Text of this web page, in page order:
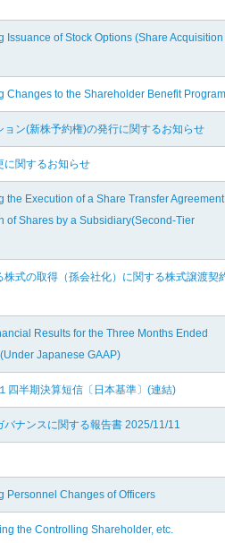
Issuance of Stock Options (Share Acquisition
Changes to the Shareholder Benefit Program
ョン(新株予約権)の発行に関するお知らせ
に関するお知らせ
the Execution of a Share Transfer Agreement
of Shares by a Subsidiary(Second-Tier
株式の取得（孫会社化）に関する株式譲渡契
Results for the Three Months Ended
Japanese GAAP)
四半期決算短信〔日本基準〕(連結)
バナンスに関する報告書 2025/11/11
Personnel Changes of Officers
the Controlling Shareholder, etc.